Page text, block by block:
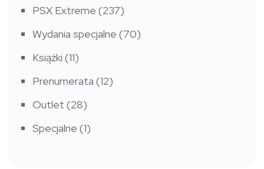
PSX Extreme (237)
Wydania specjalne (70)
Książki (11)
Prenumerata (12)
Outlet (28)
Specjalne (1)